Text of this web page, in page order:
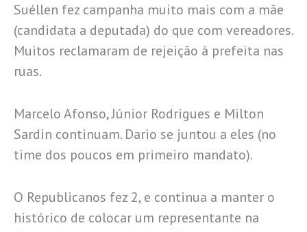
Suéllen fez campanha muito mais com a mãe
(candidata a deputada) do que com vereadores.
Muitos reclamaram de rejeição à prefeita nas
ruas.
Marcelo Afonso, Júnior Rodrigues e Milton
Sardin continuam. Dario se juntou a eles (no
time dos poucos em primeiro mandato).
O Republicanos fez 2, e continua a manter o
histórico de colocar um representante na